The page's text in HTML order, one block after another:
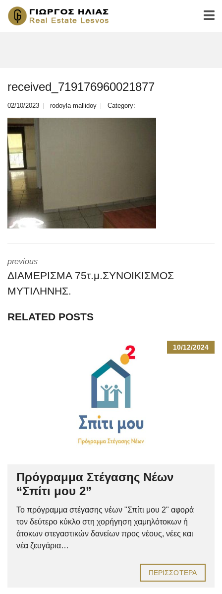
received_719176960021877
02/10/2023 rodoyla mallidoy Category:
previous
ΔΙΑΜΕΡΙΣΜΑ 75τ.μ.ΣΥΝΟΙΚΙΣΜΟΣ
ΜΥΤΙΛΗΝΗΣ.
RELATED POSTS
10/12/2024
Πρόγραμμα Στέγασης Νέων
“Σπίτι μου 2”
Το πρόγραμμα στέγασης νέων "Σπίτι μου 2" αφορά
τον δεύτερο κύκλο στη χορήγηση χαμηλότοκων ή
άτοκων στεγαστικών δανείων προς νέους, νέες και
νέα ζευγάρια…
ΠΕΡΙΣΣΌΤΕΡΑ